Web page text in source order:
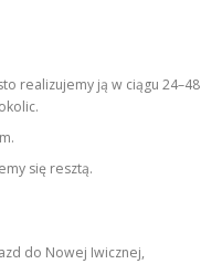
realizujemy ją w ciągu 24–48
się resztą.
do Nowej Iwicznej,